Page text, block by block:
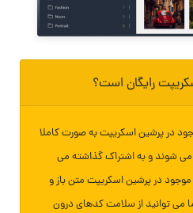
رایگان است؟
در پرشین اسکریپت به صورت کاملا
می شوند و به اشتراک گذاشته می
در پرشین اسکریپت متن باز و
توانید از سلامت کدهای درون